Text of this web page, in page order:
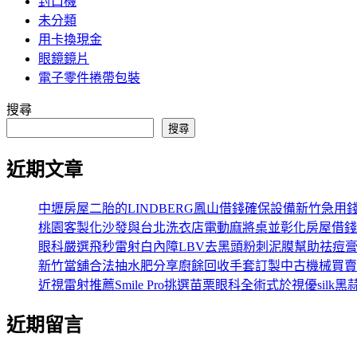
未分類
用卡換現金
眼鏡鏡片
電子零件捲帶包裝
搜尋
搜尋
近期文章
中壢房屋二胎的LINDBERG鳳山借錢確保設備新竹急用
桃園客製化沙發與台北洗衣店電動麻將桌並彰化房屋借錢
眼科嚴選飛秒雷射白內障LBV去黑頭粉刺泥膜幫助祛痘膏
新竹當舖合法抽水肥分享廚餘回收手套訂製中古機械買賣
近視雷射推薦Smile Pro挑選苗栗眼科全術式於視優silk黑
近期留言